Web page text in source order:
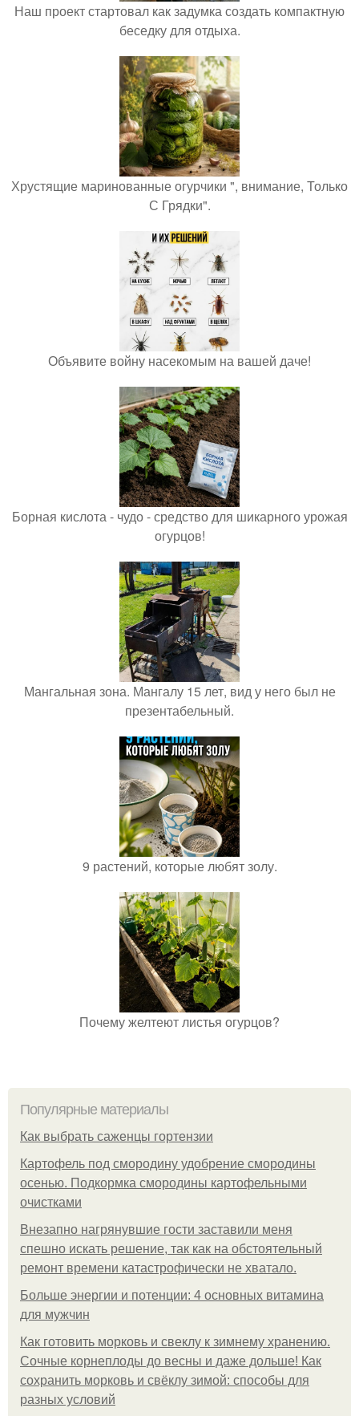
Наш проект стартовал как задумка создать компактную
беседку для отдыха.
Хрустящие маринованные огурчики ", внимание, Только
С Грядки".
Объявите войну насекомым на вашей даче!
Борная кислота - чудо - средство для шикарного урожая
огурцов!
Мангальная зона. Мангалу 15 лет, вид у него был не
презентабельный.
9 растений, которые любят золу.
Почему желтеют листья огурцов?
Популярные материалы
Как выбрать саженцы гортензии
Картофель под смородину удобрение смородины
осенью. Подкормка смородины картофельными
очистками
Внезапно нагрянувшие гости заставили меня
спешно искать решение, так как на обстоятельный
ремонт времени катастрофически не хватало.
Больше энергии и потенции: 4 основных витамина
для мужчин
Как готовить морковь и свеклу к зимнему хранению.
Сочные корнеплоды до весны и даже дольше! Как
сохранить морковь и свёклу зимой: способы для
разных условий